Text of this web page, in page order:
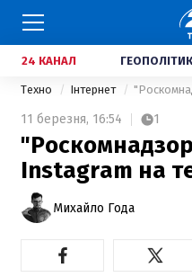
24 КАНАЛ
Техно Інтернет
11 березня, 16:54 1
Instagram на
Михайло Года